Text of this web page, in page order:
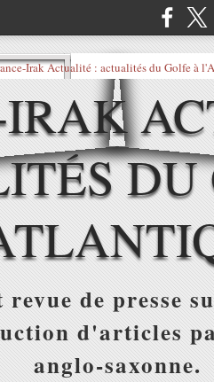
DU
de presse
d'articles
anglo-saxonne.